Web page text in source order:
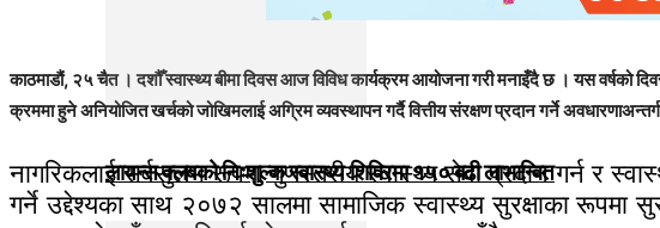
लायन्स क्लबको निःशुल्क स्वास्थ्य शिविरमा १५० बढी लाभान्वित
काठमाडौं, २५ चैत । दशौँ स्वास्थ्य बीमा दिवस आज विविध कार्यक्रम आयोजना गरी मनाइँदै छ । यस वर्षको
क्रममा हुने अनियोजित खर्चको जोखिमलाई अग्रिम व्यवस्थापन गर्दै वित्तीय संरक्षण प्रदान गर्ने
नागरिकलाई सर्वसुलभ रूपमा गुणस्तरीय स्वास्थ्य सेवा प्रदान गर्न र
गर्ने उद्देश्यका साथ २०७२ सालमा सामाजिक स्वास्थ्य सुरक्षाका